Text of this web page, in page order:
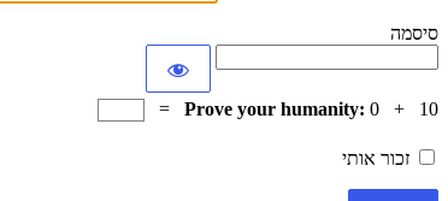
סיסמה
Prove your humanity: 0 + 10 =
זכור אותי